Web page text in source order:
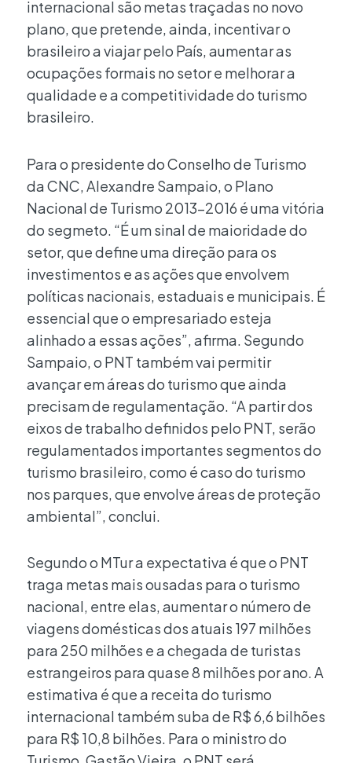
internacional são metas traçadas no novo
plano, que pretende, ainda, incentivar o
brasileiro a viajar pelo País, aumentar as
ocupações formais no setor e melhorar a
qualidade e a competitividade do turismo
brasileiro.
Para o presidente do Conselho de Turismo
da CNC, Alexandre Sampaio, o Plano
Nacional de Turismo 2013-2016 é uma vitória
do segmeto. “É um sinal de maioridade do
setor, que define uma direção para os
investimentos e as ações que envolvem
políticas nacionais, estaduais e municipais. É
essencial que o empresariado esteja
alinhado a essas ações”, afirma. Segundo
Sampaio, o PNT também vai permitir
avançar em áreas do turismo que ainda
precisam de regulamentação. “A partir dos
eixos de trabalho definidos pelo PNT, serão
regulamentados importantes segmentos do
turismo brasileiro, como é caso do turismo
nos parques, que envolve áreas de proteção
ambiental”, conclui.
Segundo o MTur a expectativa é que o PNT
traga metas mais ousadas para o turismo
nacional, entre elas, aumentar o número de
viagens domésticas dos atuais 197 milhões
para 250 milhões e a chegada de turistas
estrangeiros para quase 8 milhões por ano. A
estimativa é que a receita do turismo
internacional também suba de R$ 6,6 bilhões
para R$ 10,8 bilhões. Para o ministro do